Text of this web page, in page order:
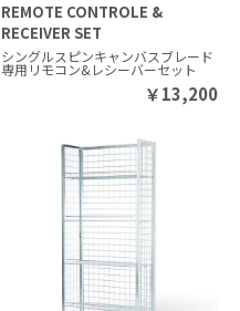
REMOTE CONTROLE &
RECEIVER SET
シングルスピンキャンバスブレード
専用リモコン&レシーバーセット
￥13,200